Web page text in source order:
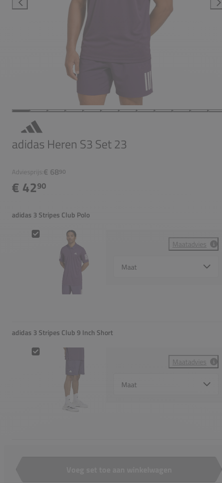
adidas Heren S3 Set 23
Adviesprijs:€ 6890
€ 4290
adidas 3 Stripes Club Polo
Maatadvies
adidas 3 Stripes Club Polo
adidas 3 Stripes Club 9 Inch Short
Maatadvies
adidas 3 Stripes Club 9 Inch Short